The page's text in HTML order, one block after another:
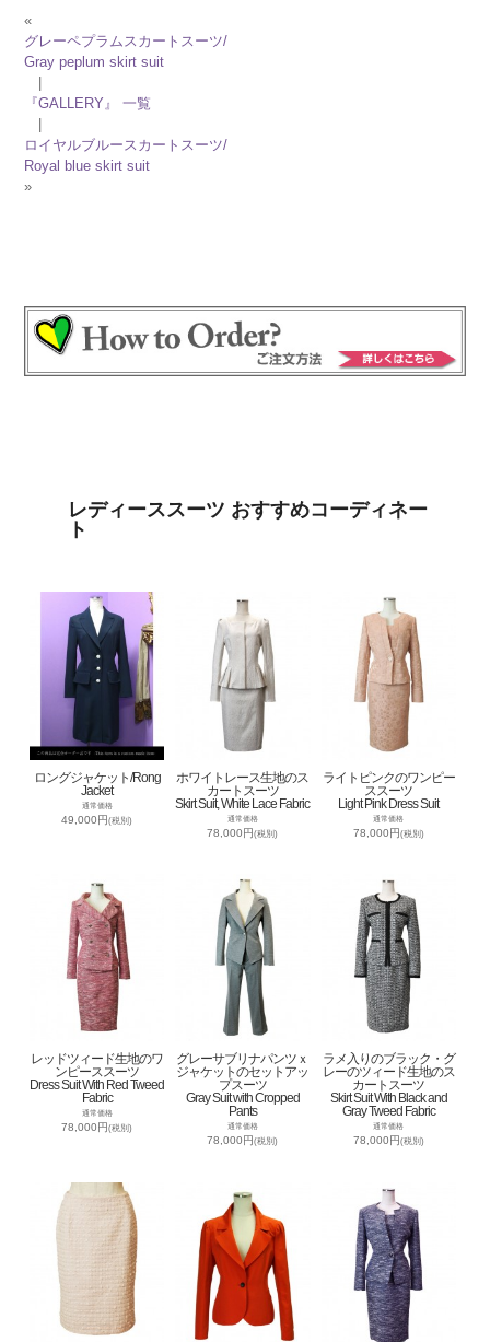
«
グレーペプラムスカートスーツ/
Gray peplum skirt suit
『GALLERY』 一覧
ロイヤルブルースカートスーツ/
Royal blue skirt suit
»
レディーススーツ おすすめコーディネー
ト
ロングジャケット/Rong
Jacket
通常価格
49,000円(税別)
ホワイトレース生地のス
カートスーツ
Skirt Suit, White Lace Fabric
通常価格
78,000円(税別)
ライトピンクのワンピー
ススーツ
Light Pink Dress Suit
通常価格
78,000円(税別)
レッドツィード生地のワ
ンピーススーツ
Dress Suit With Red Tweed
Fabric
通常価格
78,000円(税別)
グレーサブリナパンツｘ
ジャケットのセットアッ
プスーツ
Gray Suit with Cropped
Pants
通常価格
78,000円(税別)
ラメ入りのブラック・グ
レーのツィード生地のス
カートスーツ
Skirt Suit With Black and
Gray Tweed Fabric
通常価格
78,000円(税別)